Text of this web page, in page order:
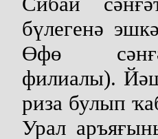
бүлегенә
Өфө
филиалы).
риза булып
Урал